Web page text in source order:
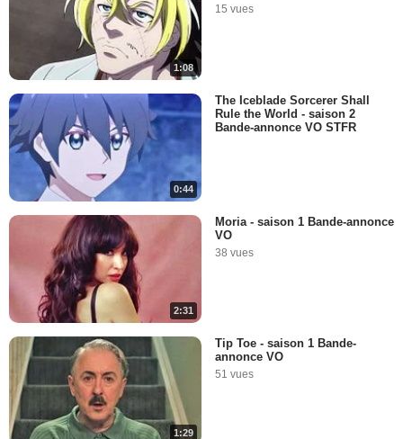
1:08
15 vues
0:44
The Iceblade Sorcerer Shall
Rule the World - saison 2
Bande-annonce VO STFR
2:31
Moria - saison 1 Bande-annonce
VO
38 vues
1:29
Tip Toe - saison 1 Bande-
annonce VO
51 vues